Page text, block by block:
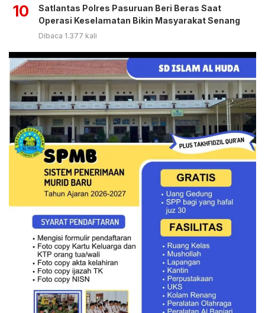
10
Satlantas Polres Pasuruan Beri Beras Saat
Operasi Keselamatan Bikin Masyarakat Senang
Dibaca 1.377 kali